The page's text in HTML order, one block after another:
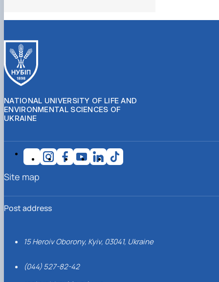
NATIONAL UNIVERSITY OF LIFE AND
ENVIRONMENTAL SCIENCES OF
UKRAINE
Post address
15 Heroiv Oborony, Kyiv, 03041, Ukraine
(044) 527-82-42
Site map